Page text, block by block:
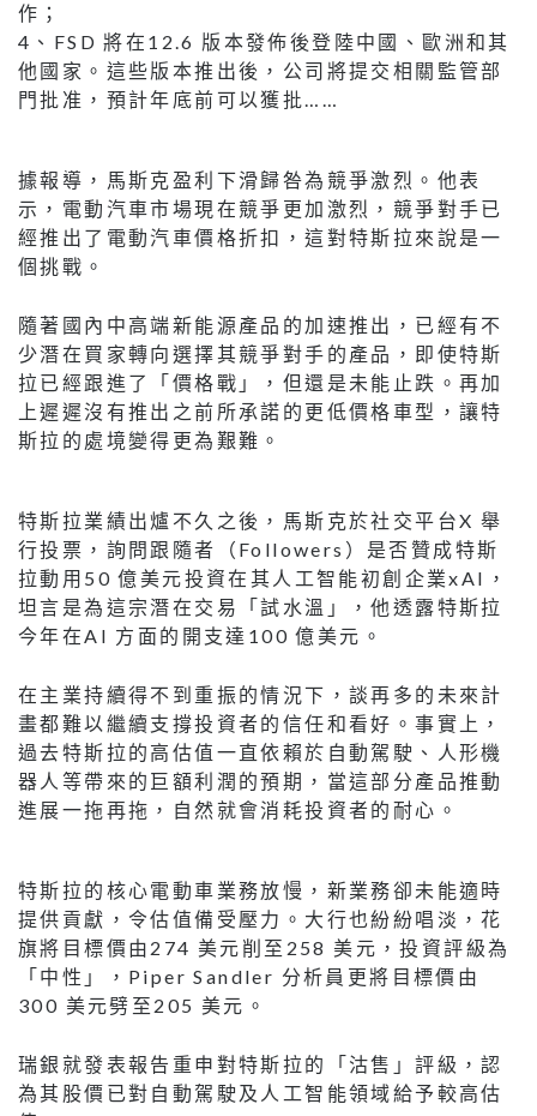
作；
4、FSD 將在12.6 版本發佈後登陸中國、歐洲和其
他國家。這些版本推出後，公司將提交相關監管部
⾨批准，預計年底前可以獲批……
據報導，⾺斯克盈利下滑歸咎為競爭激烈。他表
示，電動汽⾞市場現在競爭更加激烈，競爭對⼿已
經推出了電動汽⾞價格折扣，這對特斯拉來說是⼀
個挑戰。
隨著國內中⾼端新能源產品的加速推出，已經有不
少潛在買家轉向選擇其競爭對⼿的產品，即使特斯
拉已經跟進了「價格戰」，但還是未能⽌跌。再加
上遲遲沒有推出之前所承諾的更低價格⾞型，讓特
斯拉的處境變得更為艱難。
特斯拉業績出爐不久之後，⾺斯克於社交平台X 舉
⾏投票，詢問跟隨者（Followers）是否贊成特斯
拉動⽤50 億美元投資在其⼈⼯智能初創企業xAI，
坦⾔是為這宗潛在交易「試⽔溫」，他透露特斯拉
今年在AI ⽅⾯的開⽀達100 億美元。
在主業持續得不到重振的情況下，談再多的未來計
畫都難以繼續⽀撐投資者的信任和看好。事實上，
過去特斯拉的⾼估值⼀直依賴於⾃動駕駛、⼈形機
器⼈等帶來的巨額利潤的預期，當這部分產品推動
進展⼀拖再拖，⾃然就會消耗投資者的耐⼼。
特斯拉的核⼼電動⾞業務放慢，新業務卻未能適時
提供貢獻，令估值備受壓⼒。⼤⾏也紛紛唱淡，花
旗將⽬標價由274 美元削⾄258 美元，投資評級為
「中性」，Piper Sandler 分析員更將⽬標價由
300 美元劈⾄205 美元。
瑞銀就發表報告重申對特斯拉的「沽售」評級，認
為其股價已對⾃動駕駛及⼈⼯智能領域給予較⾼估